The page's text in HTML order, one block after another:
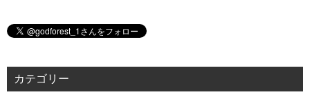
カテゴリー